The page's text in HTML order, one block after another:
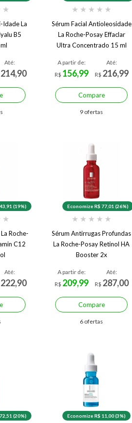
★
Idade La
B5
Até:
214,90
★ ★ ★ ★ ★
Sérum Facial Antioleosidade
La Roche-Posay Effaclar
Ultra Concentrado 15 ml
A partir de:
R$ 156,99
Até:
R$ 216,99
Compare
9 ofertas
(19%)
★
Roche-
C12
Até:
222,90
Economize R$ 77,01 (26%)
★ ★ ★ ★ ★
Sérum Antirrugas Profundas
La Roche-Posay Retinol HA
Booster 2x
A partir de:
R$ 209,99
Até:
R$ 287,00
Compare
6 ofertas
(20%) Economize R$ 11,00 (3%)